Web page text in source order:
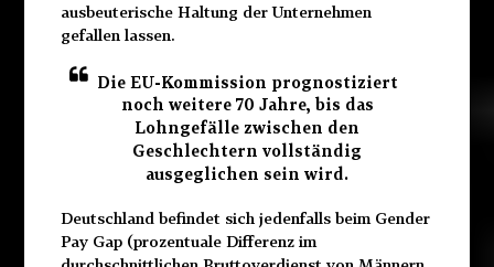
ausbeuterische Haltung der Unternehmen
gefallen lassen.
Die EU-Kommission prognostiziert
noch weitere 70 Jahre, bis das
Lohngefälle zwischen den
Geschlechtern vollständig
ausgeglichen sein wird.
Deutschland befindet sich jedenfalls beim Gender
Pay Gap (prozentuale Differenz im